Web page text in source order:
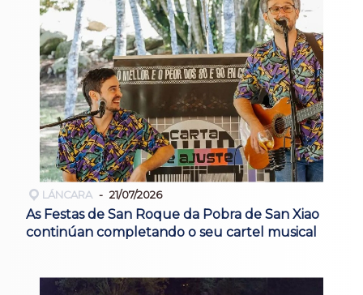
LÁNCARA 21/07/2026
As Festas de San Roque da Pobra de San Xiao
continúan completando o seu cartel musical